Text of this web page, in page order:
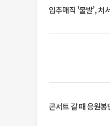
입추매직 '불발', 처
콘서트 갈 때 응원